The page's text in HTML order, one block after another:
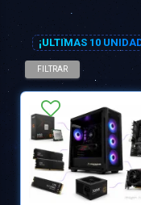
FILTRAR
¡ULTIMAS 10